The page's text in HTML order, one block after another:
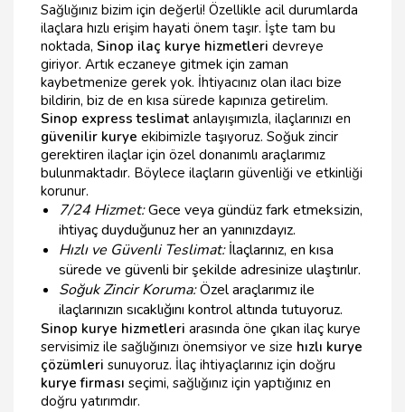
Sağlığınız bizim için değerli! Özellikle acil durumlarda
ilaçlara hızlı erişim hayati önem taşır. İşte tam bu
noktada, Sinop ilaç kurye hizmetleri devreye
giriyor. Artık eczaneye gitmek için zaman
kaybetmenize gerek yok. İhtiyacınız olan ilacı bize
bildirin, biz de en kısa sürede kapınıza getirelim.
Sinop express teslimat anlayışımızla, ilaçlarınızı en
güvenilir kurye ekibimizle taşıyoruz. Soğuk zincir
gerektiren ilaçlar için özel donanımlı araçlarımız
bulunmaktadır. Böylece ilaçların güvenliği ve etkinliği
korunur.
7/24 Hizmet:Gece veya gündüz fark etmeksizin,
ihtiyaç duyduğunuz her an yanınızdayız.
Hızlı ve Güvenli Teslimat:İlaçlarınız, en kısa
sürede ve güvenli bir şekilde adresinize ulaştırılır.
Soğuk Zincir Koruma:Özel araçlarımız ile
ilaçlarınızın sıcaklığını kontrol altında tutuyoruz.
Sinop kurye hizmetleri arasında öne çıkan ilaç kurye
servisimiz ile sağlığınızı önemsiyor ve size hızlı kurye
çözümleri sunuyoruz. İlaç ihtiyaçlarınız için doğru
kurye firması seçimi, sağlığınız için yaptığınız en
doğru yatırımdır.